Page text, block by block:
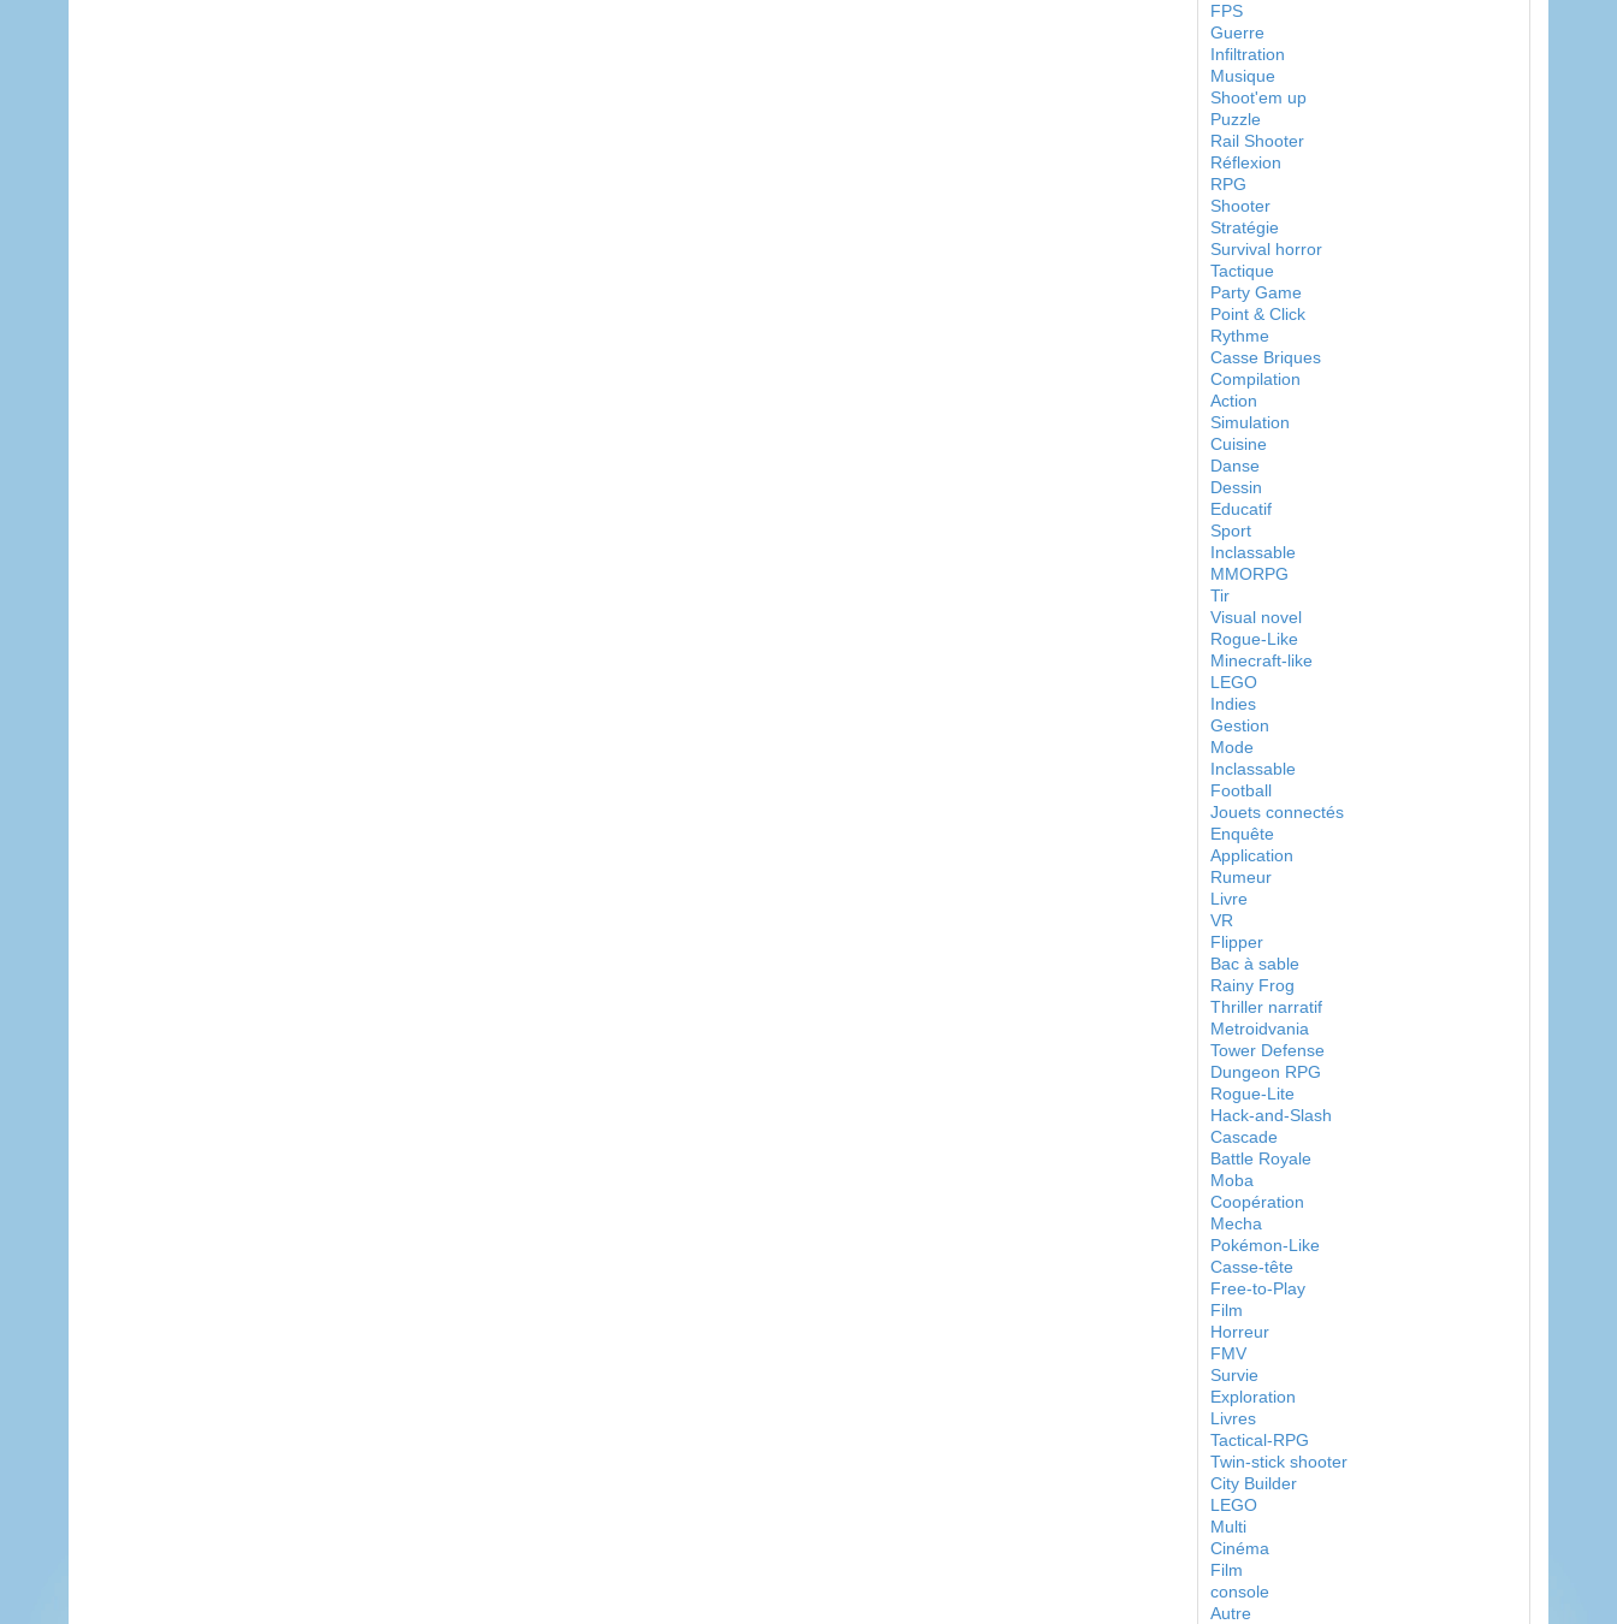
FPS
Guerre
Infiltration
Musique
Shoot'em up
Puzzle
Rail Shooter
Réflexion
RPG
Shooter
Stratégie
Survival horror
Tactique
Party Game
Point & Click
Rythme
Casse Briques
Compilation
Action
Simulation
Cuisine
Danse
Dessin
Educatif
Sport
Inclassable
MMORPG
Tir
Visual novel
Rogue-Like
Minecraft-like
LEGO
Indies
Gestion
Mode
Inclassable
Football
Jouets connectés
Enquête
Application
Rumeur
Livre
VR
Flipper
Bac à sable
Rainy Frog
Thriller narratif
Metroidvania
Tower Defense
Dungeon RPG
Rogue-Lite
Hack-and-Slash
Cascade
Battle Royale
Moba
Coopération
Mecha
Pokémon-Like
Casse-tête
Free-to-Play
Film
Horreur
FMV
Survie
Exploration
Livres
Tactical-RPG
Twin-stick shooter
City Builder
LEGO
Multi
Cinéma
Film
console
Autre